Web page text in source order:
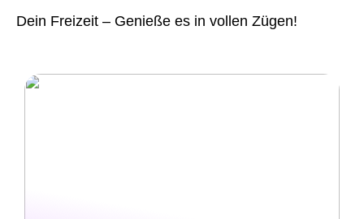
Dein Freizeit – Genieße es in vollen Zügen!